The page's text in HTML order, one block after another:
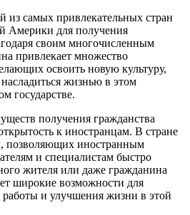
из самых привлекательных стран
Америки для получения
своим многочисленным
привлекает множество
освоить новую культуру,
жизнью в этом
государстве.
получения гражданства
к иностранцам. В стране
позволяющих иностранным
и специалистам быстро
жителя или даже гражданина
широкие возможности для
работы и улучшения жизни в этой